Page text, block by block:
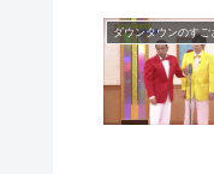
ダウンタウンのすご